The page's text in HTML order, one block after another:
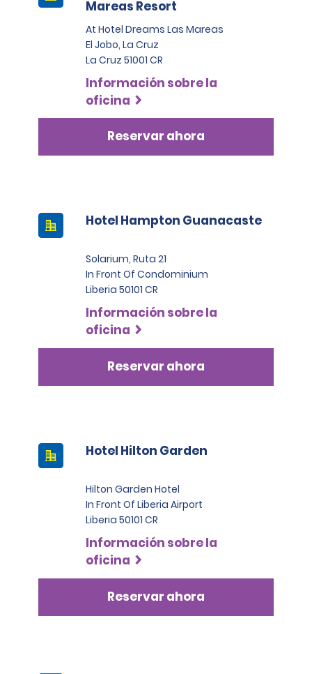
Mareas Resort
At Hotel Dreams Las Mareas
El Jobo, La Cruz
La Cruz 51001 CR
Información sobre la
oficina
Reservar ahora
Hotel Hampton Guanacaste
Solarium, Ruta 21
In Front Of Condominium
Liberia 50101 CR
Información sobre la
oficina
Reservar ahora
Hotel Hilton Garden
Hilton Garden Hotel
In Front Of Liberia Airport
Liberia 50101 CR
Información sobre la
oficina
Reservar ahora